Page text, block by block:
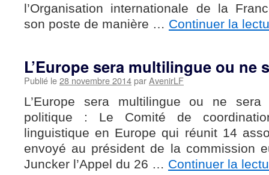
l’Organisation internationale de la
son poste de manière … Continuer la
L’Europe sera multilingue ou ne
Publié le28 novembre 2014parAvenirLF
L’Europe sera multilingue ou ne
politique : Le Comité de
linguistique en Europe qui réunit 14
envoyé au président de la commission
Juncker l’Appel du 26 … Continuer la